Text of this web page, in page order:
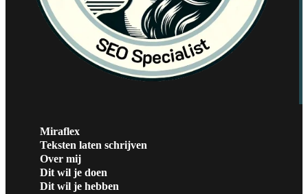
Miraflex
Teksten laten schrijven
Over mij
Dit wil je doen
Dit wil je hebben